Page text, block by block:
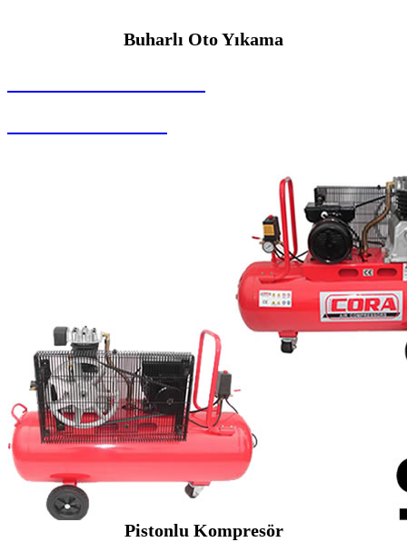
Buharlı Oto Yıkama
Pistonlu Kompresör